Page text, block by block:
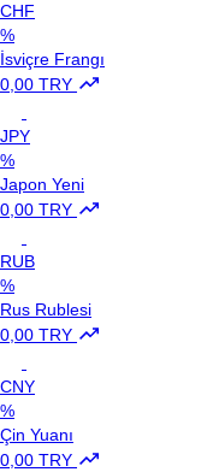
CHF
%
İsviçre Frangı
0,00 TRY
JPY
%
Japon Yeni
0,00 TRY
RUB
%
Rus Rublesi
0,00 TRY
CNY
%
Çin Yuanı
0,00 TRY